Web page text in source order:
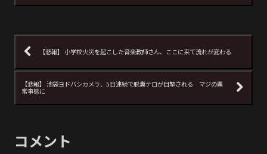
【悲報】 小学校火災を起こした音楽教師さん、ここに来て流れが変わる
【悲報】 池袋ヨドバシカメラ、5日連続で脱糞テロが目撃される マジの異
常事態に
コメント